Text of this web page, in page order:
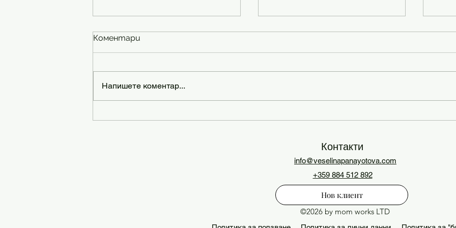
6-те P-та
Коментари
Напишете коментар...
Контакти
info@veselinapanayotova.com
+359 884 512 892
Нов клиент
©2026 by mom works LTD